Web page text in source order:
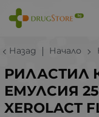
Назад Начало
РИЛАСТИЛ
ЕМУЛСИЯ
XEROLACT